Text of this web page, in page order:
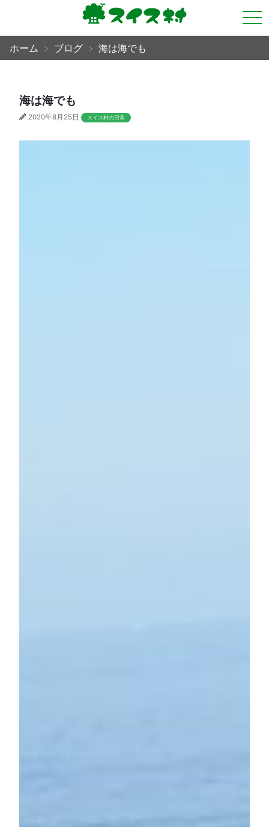
ホーム
ブログ 海は海でも
海は海でも
2020年8月25日 スイス村の日常